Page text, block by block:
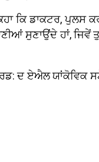
ਕਿ ਡਾਕਟਰ, ਪੁਲਸ
ਸੁਣਾਉਂਦੇ ਹਾਂ,
ਦ ਏਐਲ ਯਾਂਕੋਵਿਕ